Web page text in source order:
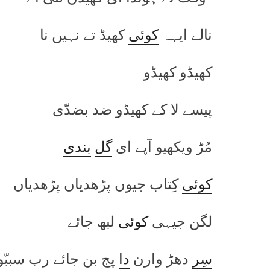
نالے ایہہکوئیکھیڈ تے نہیں نا
کھیڈو کھیڈو
پیسے لا کے کھیڈو ضد بضدّی
مُڑ ویکھیو آپے ایگل بندی
کوئیکِتاب جیوں پڑھدیاں پڑھدیاں
لگن جیہیکوئی لبھ جائے
سِر دھڑ وارن دا پج بن جائے رب